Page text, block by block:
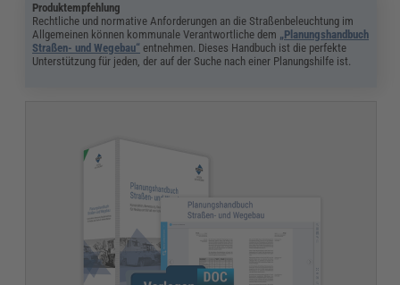
Produktempfehlung
Rechtliche und normative Anforderungen an die Straßenbeleuchtung im
Allgemeinen können kommunale Verantwortliche dem „Planungshandbuch
Straßen- und Wegebau“ entnehmen. Dieses Handbuch ist die perfekte
Unterstützung für jeden, der auf der Suche nach einer Planungshilfe ist.